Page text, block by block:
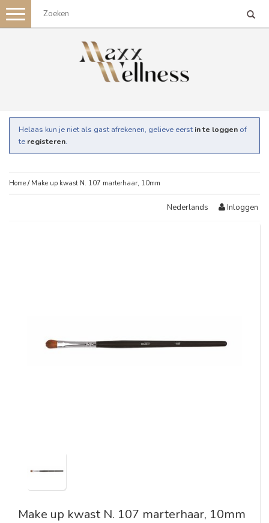
Toggle
navigation
Helaas kun je niet als gast afrekenen, gelieve eerst in te loggen of
te registeren.
Home / Make up kwast N. 107 marterhaar, 10mm
Nederlands Inloggen
Make up kwast N. 107 marterhaar, 10mm